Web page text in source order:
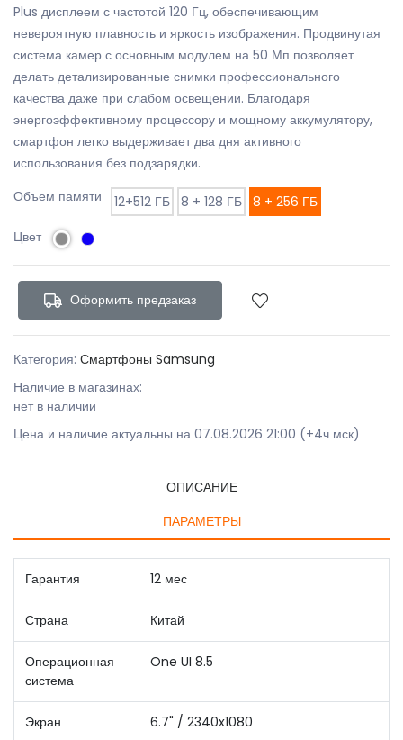
Plus дисплеем с частотой 120 Гц, обеспечивающим
невероятную плавность и яркость изображения. Продвинутая
система камер с основным модулем на 50 Мп позволяет
делать детализированные снимки профессионального
качества даже при слабом освещении. Благодаря
энергоэффективному процессору и мощному аккумулятору,
смартфон легко выдерживает два дня активного
использования без подзарядки.
Объем памяти
12+512 ГБ 8 + 128 ГБ 8 + 256 ГБ
Цвет
Оформить предзаказ
Категория: Смартфоны Samsung
Наличие в магазинах:
нет в наличии
Цена и наличие актуальны на 07.08.2026 21:00 (+4ч мск)
ОПИСАНИЕ
ПАРАМЕТРЫ
Гарантия 12 мес
Страна Китай
Операционная
система
One UI 8.5
Экран 6.7" / 2340x1080